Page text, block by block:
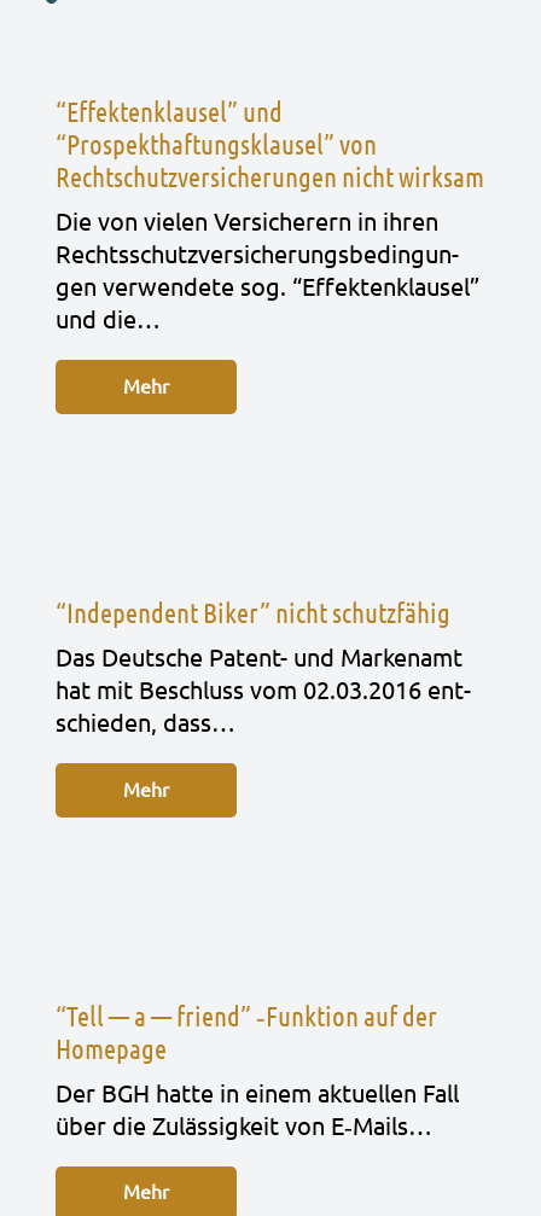
“Effektenklausel” und
“Prospekthaftungsklausel” von
Rechtschutzversicherungen nicht wirksam
Die von vie­len Ver­si­che­rern in ihren
Rechts­schutz­ver­si­che­rungs­be­din­gun­
gen ver­wen­de­te sog. “Effek­ten­klau­sel”
und die…
Mehr
“Independent Biker” nicht schutzfähig
Das Deut­sche Patent- und Mar­ken­amt
hat mit Beschluss vom 02.03.2016 ent­
schie­den, dass…
Mehr
“Tell — a — friend” ‑Funktion auf der
Homepage
Der BGH hatte in einem aktu­el­len Fall
über die Zuläs­sig­keit von E‑Mails…
Mehr